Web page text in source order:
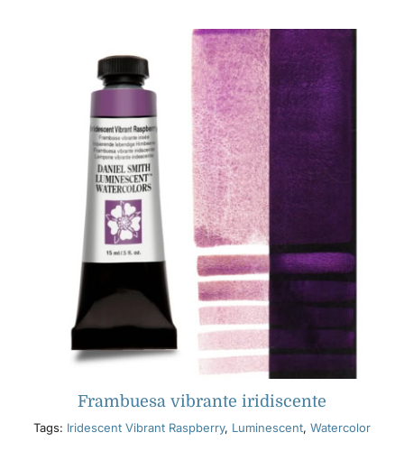
Encuentra un minorista
Contáctanos
SuscribirFrambuesa vibrante iridiscente
Tags: Iridescent Vibrant Raspberry, Luminescent, Watercolor